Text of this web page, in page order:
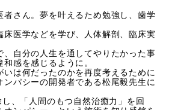
者さん。夢を叶えるため勉強し、歯学
床医学などを学び、人体解剖、臨床実
、自分の人生を通してやりたかった事
感を感じるように。
いは何だったのかを再度考えるために
パシーの開発者である松尾毅先生に
、「人間のもつ自然治癒力」を回